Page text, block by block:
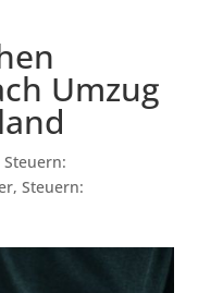
Umzug
Steuern:
, Steuern: